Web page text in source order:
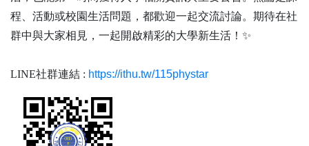
程、活動或校園生活問題，都歡迎一起交流討論。期待在社
群中與大家相見，一起開啟精彩的大學新生活！✨
LINE社群連結 : https://ithu.tw/115phystar